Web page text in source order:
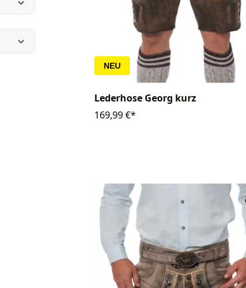
NEU
Lederhose Georg kurz
169,99 €*